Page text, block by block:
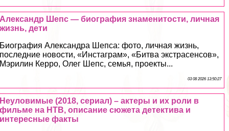
Александр Шепс — биография знаменитости, личная
жизнь, дети
Биография Александра Шепса: фото, личная жизнь,
последние новости, «Инстаграм», «Битва экстрасенсов»,
Мэрилин Керро, Олег Шепс, семья, проекты...
03 08 2026 13:50:27
Неуловимые (2018, сериал) – актеры и их роли в
фильме на НТВ, описание сюжета детектива и
интересные факты